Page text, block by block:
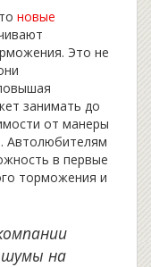
новые
Это не
занимать до
от манеры
Автолюбителям
в первые
торможения и
шумы на